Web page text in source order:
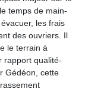
temps de main-
les frais
des ouvriers. Il
le terrain à
rapport qualité-
Gédéon, cette